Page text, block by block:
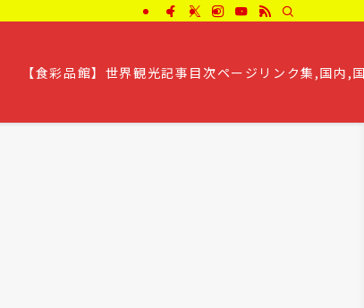
【食彩品館】世界観光記事目次ページリンク集,国